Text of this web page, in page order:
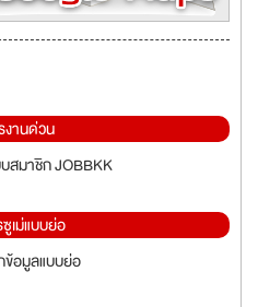
านด่วน
สมาชิก JOBBKK
ซูเม่แบบย่อ
ข้อมูลแบบย่อ